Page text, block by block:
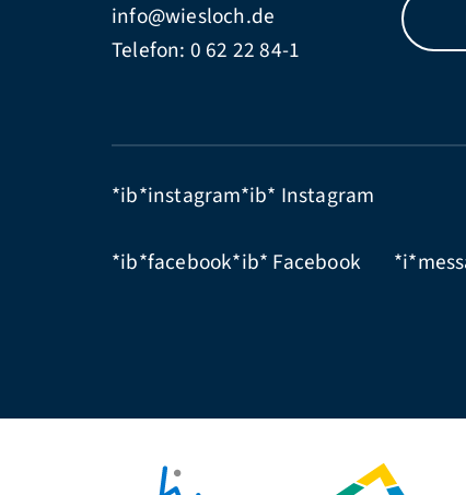
info@wiesloch.de
Telefon: 0 62 22 84-1
*ib*instagram*ib* Instagram
*ib*facebook*ib* Facebook